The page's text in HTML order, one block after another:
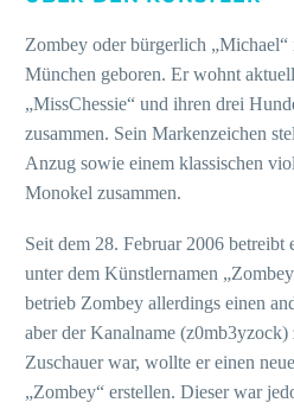
Zombey oder bürgerlich
München geboren. Er wohnt
„MissChessie“ und ihren drei
zusammen. Sein Markenzeichen
Anzug sowie einem klassischen
Monokel zusammen.
Seit dem 28. Februar 2006 betreibt
unter dem Künstlernamen
betrieb Zombey allerdings einen
aber der Kanalname
Zuschauer war, wollte er einen
„Zombey“ erstellen. Dieser war